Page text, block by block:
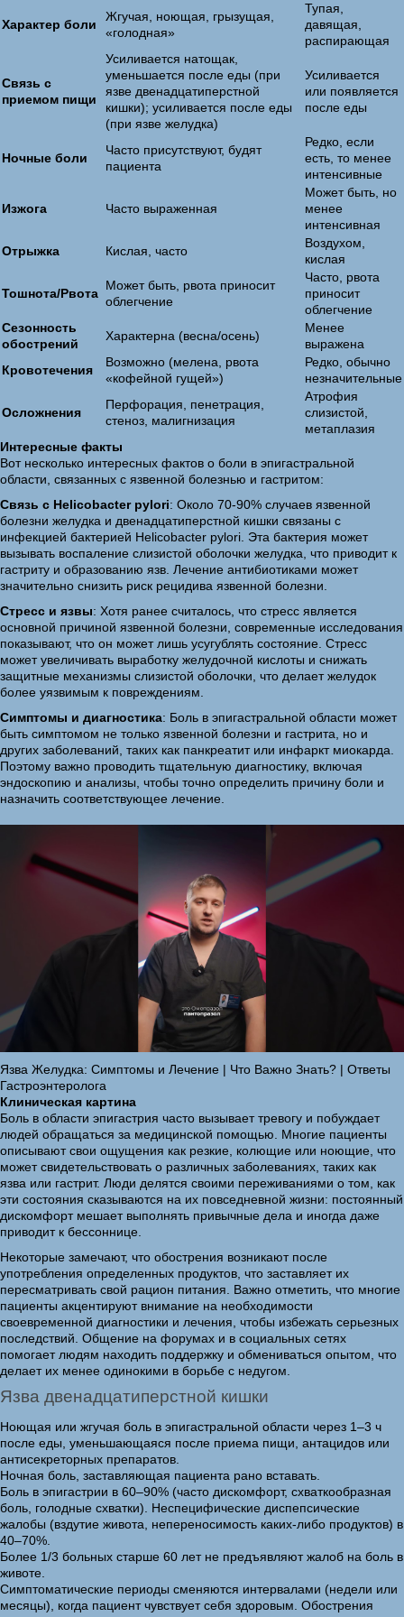
Характер боли
Жгучая, ноющая, грызущая,
«голодная»
Тупая,
давящая,
распирающая
Связь с
приемом пищи
Усиливается натощак,
уменьшается после еды (при
язве двенадцатиперстной
кишки); усиливается после еды
(при язве желудка)
Усиливается
или появляется
после еды
Ночные боли
Часто присутствуют, будят
пациента
Редко, если
есть, то менее
интенсивные
Изжога Часто выраженная
Может быть, но
менее
интенсивная
Отрыжка
Кислая, часто
Воздухом,
кислая
Тошнота/Рвота
Может быть, рвота приносит
облегчение
Часто, рвота
приносит
облегчение
Сезонность
обострений
Характерна (весна/осень)
Менее
выражена
Кровотечения
Возможно (мелена, рвота
«кофейной гущей»)
Редко, обычно
незначительные
Осложнения
Перфорация, пенетрация,
стеноз, малигнизация
Атрофия
слизистой,
метаплазия
Интересные факты
Вот несколько интересных фактов о боли в эпигастральной
области, связанных с язвенной болезнью и гастритом:
Связь с Helicobacter pylori: Около 70-90% случаев язвенной
болезни желудка и двенадцатиперстной кишки связаны с
инфекцией бактерией Helicobacter pylori. Эта бактерия может
вызывать воспаление слизистой оболочки желудка, что приводит к
гастриту и образованию язв. Лечение антибиотиками может
значительно снизить риск рецидива язвенной болезни.
Стресс и язвы: Хотя ранее считалось, что стресс является
основной причиной язвенной болезни, современные исследования
показывают, что он может лишь усугублять состояние. Стресс
может увеличивать выработку желудочной кислоты и снижать
защитные механизмы слизистой оболочки, что делает желудок
более уязвимым к повреждениям.
Симптомы и диагностика: Боль в эпигастральной области может
быть симптомом не только язвенной болезни и гастрита, но и
других заболеваний, таких как панкреатит или инфаркт миокарда.
Поэтому важно проводить тщательную диагностику, включая
эндоскопию и анализы, чтобы точно определить причину боли и
назначить соответствующее лечение.
Язва Желудка: Симптомы и Лечение | Что Важно Знать? | Ответы
Гастроэнтеролога
Клиническая картина
Боль в области эпигастрия часто вызывает тревогу и побуждает
людей обращаться за медицинской помощью. Многие пациенты
описывают свои ощущения как резкие, колющие или ноющие, что
может свидетельствовать о различных заболеваниях, таких как
язва или гастрит. Люди делятся своими переживаниями о том, как
эти состояния сказываются на их повседневной жизни: постоянный
дискомфорт мешает выполнять привычные дела и иногда даже
приводит к бессоннице.
Некоторые замечают, что обострения возникают после
употребления определенных продуктов, что заставляет их
пересматривать свой рацион питания. Важно отметить, что многие
пациенты акцентируют внимание на необходимости
своевременной диагностики и лечения, чтобы избежать серьезных
последствий. Общение на форумах и в социальных сетях
помогает людям находить поддержку и обмениваться опытом, что
делает их менее одинокими в борьбе с недугом.
Язва двенадцатиперстной кишки
Ноющая или жгучая боль в эпигастральной области через 1–3 ч
после еды, уменьшающаяся после приема пищи, антацидов или
антисекреторных препаратов.
Ночная боль, заставляющая пациента рано вставать.
Боль в эпигастрии в 60–90% (часто дискомфорт, схваткообразная
боль, голодные схватки). Неспецифические диспепсические
жалобы (вздутие живота, непереносимость каких-либо продуктов) в
40–70%.
Более 1/3 больных старше 60 лет не предъявляют жалоб на боль в
животе.
Симптоматические периоды сменяются интервалами (недели или
месяцы), когда пациент чувствует себя здоровым. Обострения